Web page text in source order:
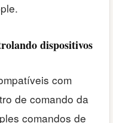
dispositivos
com
de comando da
comandos de